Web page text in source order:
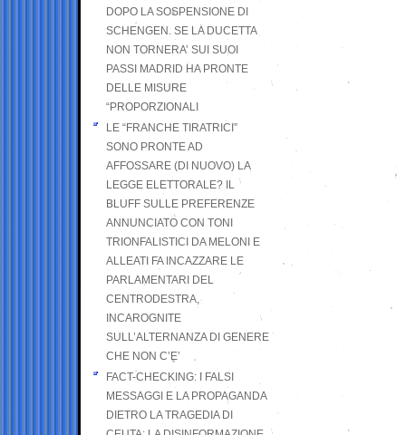
DOPO LA SOSPENSIONE DI
SCHENGEN. SE LA DUCETTA
NON TORNERA’ SUI SUOI
PASSI MADRID HA PRONTE
DELLE MISURE
“PROPORZIONALI
LE “FRANCHE TIRATRICI”
SONO PRONTE AD
AFFOSSARE (DI NUOVO) LA
LEGGE ELETTORALE? IL
BLUFF SULLE PREFERENZE
ANNUNCIATO CON TONI
TRIONFALISTICI DA MELONI E
ALLEATI FA INCAZZARE LE
PARLAMENTARI DEL
CENTRODESTRA,
INCAROGNITE
SULL’ALTERNANZA DI GENERE
CHE NON C’E’
FACT-CHECKING: I FALSI
MESSAGGI E LA PROPAGANDA
DIETRO LA TRAGEDIA DI